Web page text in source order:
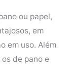
ou papel,
em
em uso. Além
de pano e